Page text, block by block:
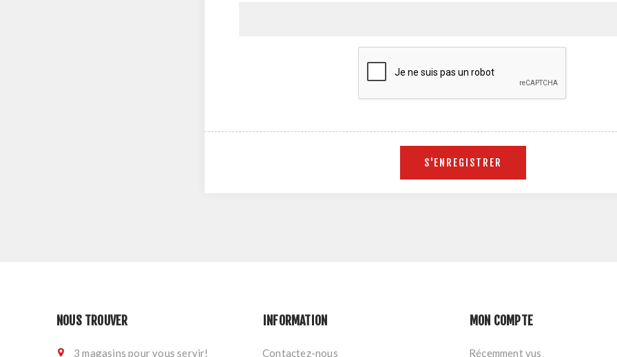
NOUS TROUVER
3 magasins pour vous servir!
INFORMATION
Contactez-nous
MON COMPTE
Récemment vus